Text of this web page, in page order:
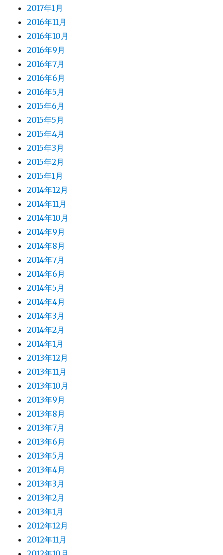
2017年1月
2016年11月
2016年10月
2016年9月
2016年7月
2016年6月
2016年5月
2015年6月
2015年5月
2015年4月
2015年3月
2015年2月
2015年1月
2014年12月
2014年11月
2014年10月
2014年9月
2014年8月
2014年7月
2014年6月
2014年5月
2014年4月
2014年3月
2014年2月
2014年1月
2013年12月
2013年11月
2013年10月
2013年9月
2013年8月
2013年7月
2013年6月
2013年5月
2013年4月
2013年3月
2013年2月
2013年1月
2012年12月
2012年11月